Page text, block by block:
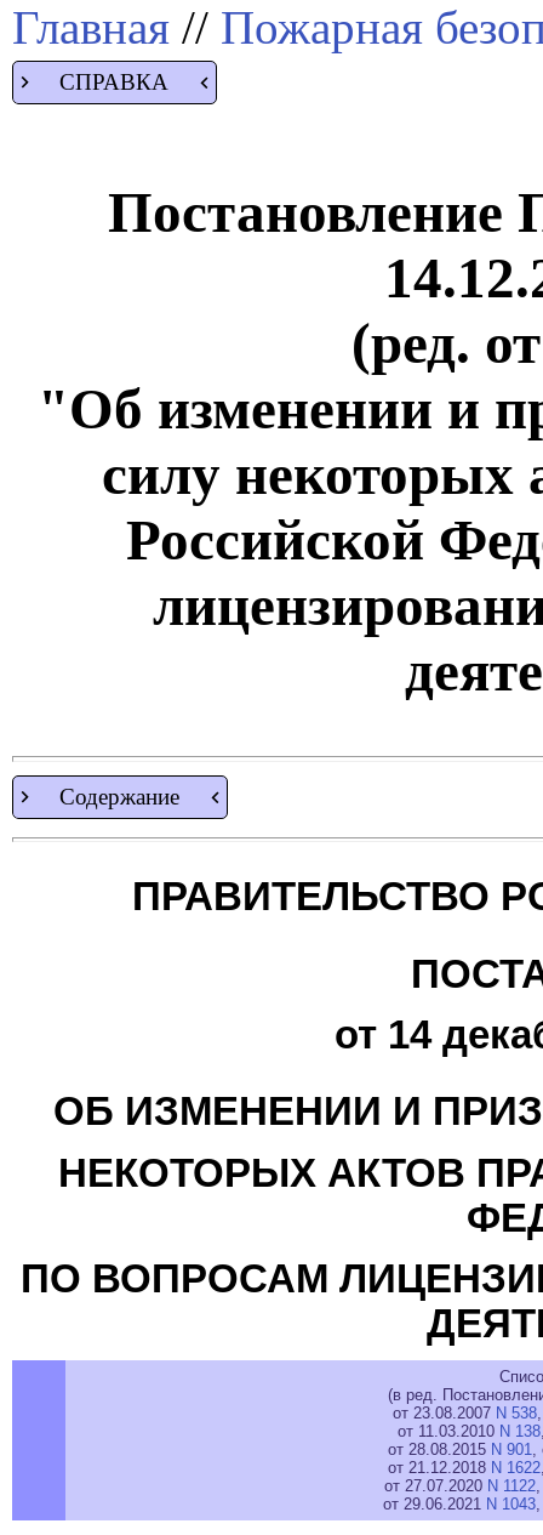
Главная // Пожарная
СПРАВКА
Постановление
(ред.
"Об изменении и
силу некоторых
Российской
Содержание
ПРАВИТЕЛЬСТВО
от 14
ОБ ИЗМЕНЕНИИ И
НЕКОТОРЫХ АКТОВ
ПО ВОПРОСАМ
(в ред.
от 23.08.2007 N 538
от 11.03.2010 N 138
от 28.08.2015 N 901,
от 21.12.2018 N 1622
от 27.07.2020 N 1122,
от 29.06.2021 N 1043